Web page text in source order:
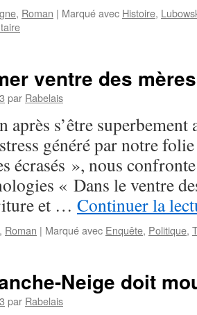
, Roman | Marqué avec Histoire,
ventre des mères
par Rabelais
s’être superbement
généré par notre
écrasés », nous
« Dans le ventre
et … Continuer la
, Roman | Marqué avec Enquête, Politique,
Neige doit
par Rabelais